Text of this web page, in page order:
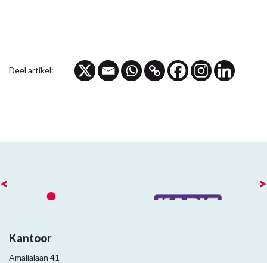
Deel artikel:
< >
Kantoor
Amalialaan 41